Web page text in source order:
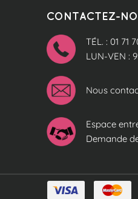
CONTACTEZ-
TÉL. : 01 71
LUN-VEN :
Nous
Espace
Demande